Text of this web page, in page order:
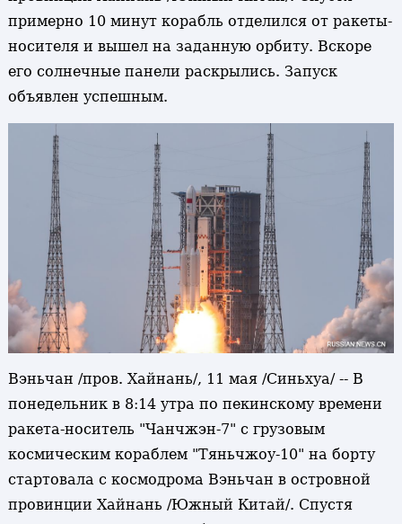
примерно 10 минут корабль отделился от ракеты-
носителя и вышел на заданную орбиту. Вскоре
его солнечные панели раскрылись. Запуск
объявлен успешным.
Вэньчан /пров. Хайнань/, 11 мая /Синьхуа/ -- В
понедельник в 8:14 утра по пекинскому времени
ракета-носитель "Чанчжэн-7" с грузовым
космическим кораблем "Тяньчжоу-10" на борту
стартовала с космодрома Вэньчан в островной
провинции Хайнань /Южный Китай/. Спустя